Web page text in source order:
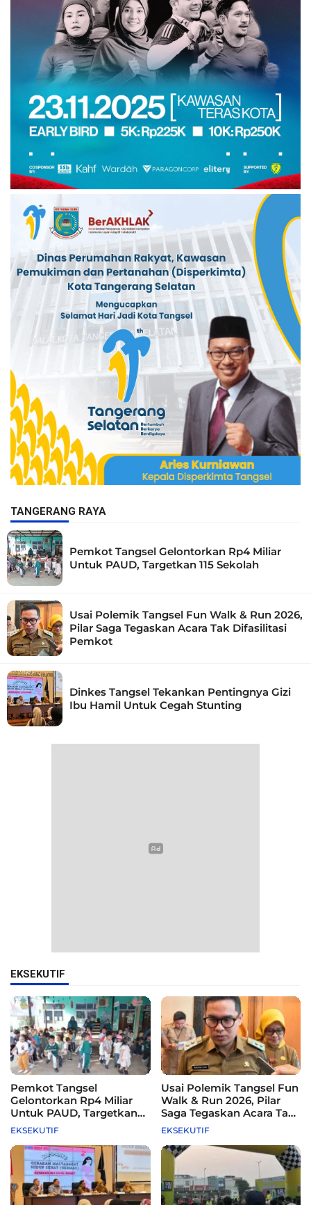
TANGERANG RAYA
Pemkot Tangsel Gelontorkan Rp4 Miliar
Untuk PAUD, Targetkan 115 Sekolah
Usai Polemik Tangsel Fun Walk & Run 2026,
Pilar Saga Tegaskan Acara Tak Difasilitasi
Pemkot
Dinkes Tangsel Tekankan Pentingnya Gizi
Ibu Hamil Untuk Cegah Stunting
EKSEKUTIF
Pemkot Tangsel
Gelontorkan Rp4 Miliar
Untuk PAUD, Targetkan
115 Sekolah
EKSEKUTIF
Usai Polemik Tangsel Fun
Walk & Run 2026, Pilar
Saga Tegaskan Acara Tak
Difasilitasi Pemkot
EKSEKUTIF